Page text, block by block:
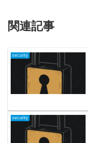
関連記事
security
security